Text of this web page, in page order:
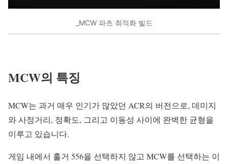
_MCW 파츠 최적화 빌드
MCW의 특징
MCW는 과거 매우 인기가 많았던 ACR의 버전으로, 데미지
와 사정거리, 정확도, 그리고 이동성 사이에 완벽한 균형을
이루고 있습니다.
게임 내에서 홀거 556을 선택하지 않고 MCW를 선택하는 이